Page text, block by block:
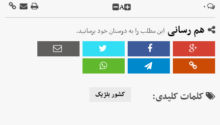
۰ A
هم رسانی این مطلب را به دوستان خود برسانید.
کلمات کلیدی: کشور بلژیک